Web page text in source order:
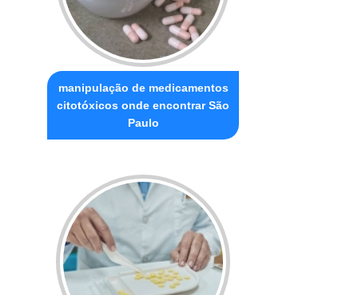
manipulação de medicamentos
citotóxicos onde encontrar São
Paulo